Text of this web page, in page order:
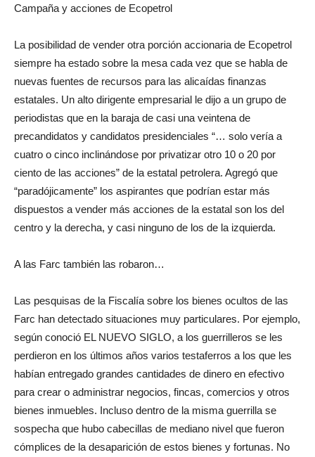
Campaña y acciones de Ecopetrol
La posibilidad de vender otra porción accionaria de Ecopetrol
siempre ha estado sobre la mesa cada vez que se habla de
nuevas fuentes de recursos para las alicaídas finanzas
estatales. Un alto dirigente empresarial le dijo a un grupo de
periodistas que en la baraja de casi una veintena de
precandidatos y candidatos presidenciales “… solo vería a
cuatro o cinco inclinándose por privatizar otro 10 o 20 por
ciento de las acciones” de la estatal petrolera. Agregó que
“paradójicamente” los aspirantes que podrían estar más
dispuestos a vender más acciones de la estatal son los del
centro y la derecha, y casi ninguno de los de la izquierda.
A las Farc también las robaron…
Las pesquisas de la Fiscalía sobre los bienes ocultos de las
Farc han detectado situaciones muy particulares. Por ejemplo,
según conoció EL NUEVO SIGLO, a los guerrilleros se les
perdieron en los últimos años varios testaferros a los que les
habían entregado grandes cantidades de dinero en efectivo
para crear o administrar negocios, fincas, comercios y otros
bienes inmuebles. Incluso dentro de la misma guerrilla se
sospecha que hubo cabecillas de mediano nivel que fueron
cómplices de la desaparición de estos bienes y fortunas. No